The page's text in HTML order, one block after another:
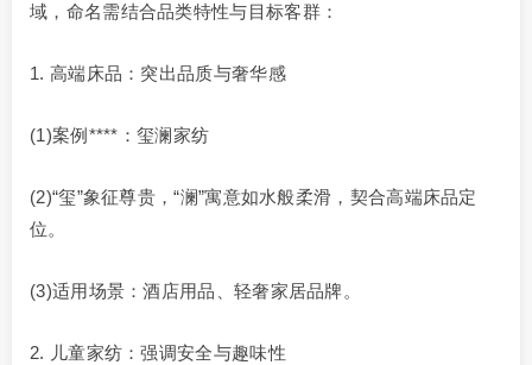
域，命名需结合品类特性与目标客群：
1. 高端床品：突出品质与奢华感
(1)案例****：玺澜家纺
(2)“玺”象征尊贵，“澜”寓意如水般柔滑，契合高端床品定
位。
(3)适用场景：酒店用品、轻奢家居品牌。
2. 儿童家纺：强调安全与趣味性